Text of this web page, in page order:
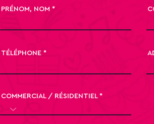
PRÉNOM, NOM
TÉLÉPHONE
COMMERCIAL / RÉSIDENTIEL